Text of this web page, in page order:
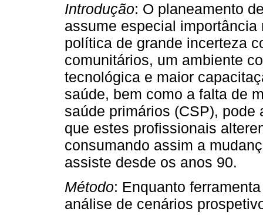
Introdução: O planeamento
assume especial
política de grande incerteza
comunitários, um ambiente
tecnológica e maior
saúde, bem como a falta de
saúde primários (CSP), pode
que estes profissionais
consumando assim a
assiste desde os anos 90.
Método: Enquanto
análise de cenários